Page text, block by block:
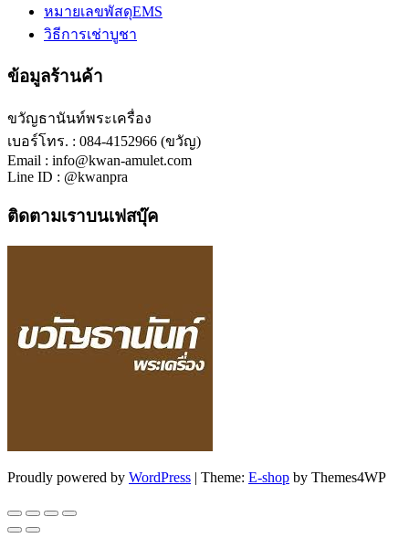
หมายเลขพัสดุEMS
วิธีการเช่าบูชา
ข้อมูลร้านค้า
ขวัญธานันท์พระเครื่อง
เบอร์โทร. : 084-4152966 (ขวัญ)
Email : info@kwan-amulet.com
Line ID : @kwanpra
ติดตามเราบนเฟสบุ๊ค
Proudly powered by WordPress | Theme: E-shop by Themes4WP